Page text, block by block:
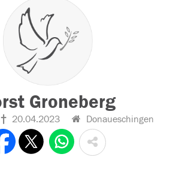
Groneberg
20.04.2023 Donaueschingen